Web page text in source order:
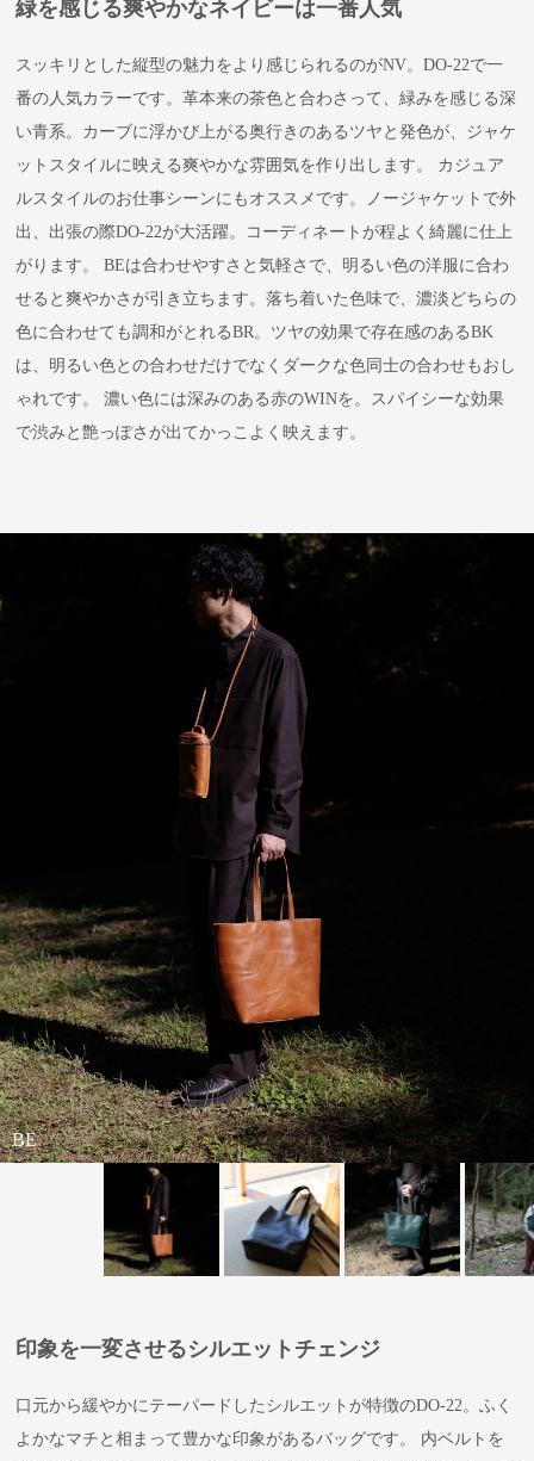
緑を感じる爽やかなネイビーは一番人気
スッキリとした縦型の魅力をより感じられるのがNV。DO-22で一
番の人気カラーです。革本来の茶色と合わさって、緑みを感じる深
い青系。カーブに浮かび上がる奥行きのあるツヤと発色が、ジャケ
ットスタイルに映える爽やかな雰囲気を作り出します。 カジュア
ルスタイルのお仕事シーンにもオススメです。ノージャケットで外
出、出張の際DO-22が大活躍。コーディネートが程よく綺麗に仕上
がります。 BEは合わせやすさと気軽さで、明るい色の洋服に合わ
せると爽やかさが引き立ちます。落ち着いた色味で、濃淡どちらの
色に合わせても調和がとれるBR。ツヤの効果で存在感のあるBK
は、明るい色との合わせだけでなくダークな色同士の合わせもおし
ゃれです。 濃い色には深みのある赤のWINを。スパイシーな効果
で渋みと艶っぽさが出てかっこよく映えます。
BE
BK
NV
NV
WIN
WIN
BR
BR
BE
印象を一変させるシルエットチェンジ
口元から緩やかにテーパードしたシルエットが特徴のDO-22。ふく
よかなマチと相まって豊かな印象があるバッグです。 内ベルトを